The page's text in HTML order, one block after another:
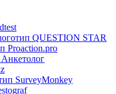
QUESTION STAR
Proaction.pro
Анкетолог
SurveyMonkey